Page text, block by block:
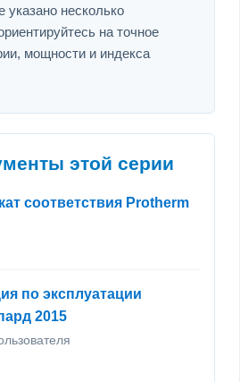
несколько
на точное
мощности и индекса
этой серии
соответствия Protherm
по эксплуатации
2015